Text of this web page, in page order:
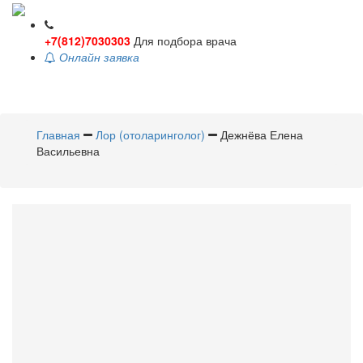
+7(812)7030303 Для подбора врача
Онлайн заявка
Главная
Лор (отоларинголог)
Дежнёва Елена
Васильевна